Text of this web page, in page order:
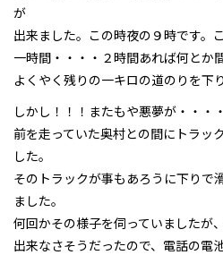
が
出来ました。この時夜の９時です。
一時間・・・・２時間あれば何とか
よくやく残りの一キロの道のりを下
しかし！！！またもや悪夢が・・・・
前を走っていた奥村との間にトラッ
した。
そのトラックが事もあろうに下りで
ました。
何回かその様子を伺っていましたが
出来なさそうだったので、電話の電